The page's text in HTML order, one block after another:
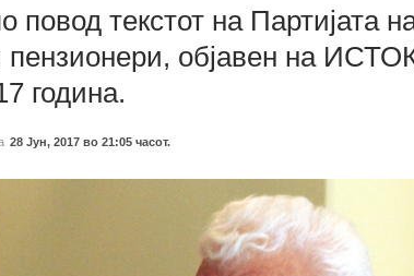
повод текстот на Партијата
пензионери, објавен на
година.
28 Јун, 2017 во 21:05 часот.